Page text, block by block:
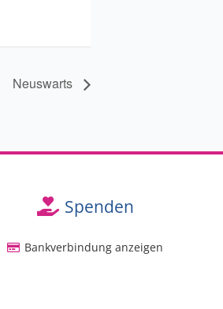
Neuswarts
Spenden
Bankverbindung anzeigen